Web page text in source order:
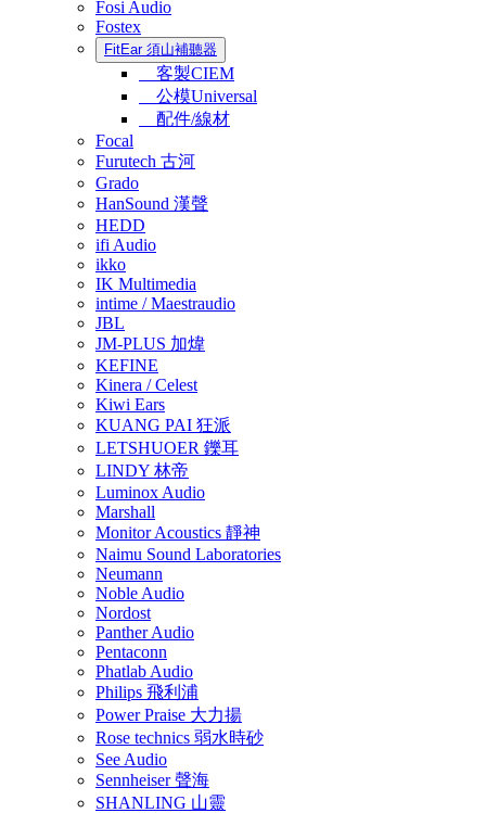
Fosi Audio
Fostex
FitEar 須山補聽器
客製CIEM
公模Universal
配件/線材
Focal
Furutech 古河
Grado
HanSound 漢聲
HEDD
ifi Audio
ikko
IK Multimedia
intime / Maestraudio
JBL
JM-PLUS 加煒
KEFINE
Kinera / Celest
Kiwi Ears
KUANG PAI 狂派
LETSHUOER 鑠耳
LINDY 林帝
Luminox Audio
Marshall
Monitor Acoustics 靜神
Naimu Sound Laboratories
Neumann
Noble Audio
Nordost
Panther Audio
Pentaconn
Phatlab Audio
Philips 飛利浦
Power Praise 大力揚
Rose technics 弱水時砂
See Audio
Sennheiser 聲海
SHANLING 山靈